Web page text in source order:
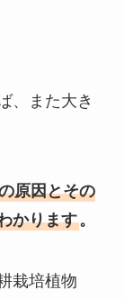
、また大き
原因とその
かります。
栽培植物